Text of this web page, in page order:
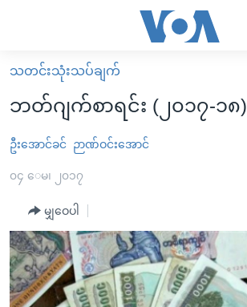
လွယ်ကူ
စေ
Link
များ
အကြောင်းအရာ
သို့
ကျော်
ကြည့်
မူလစာမျက်နှာ
မြန်မာ
ကမ္ဘာ့သတင်းများ
နိုင်ငံတကာ
တရုတ်
အစ္စရေး-ပါလက်စတိုင်း
ဗွီဒီယို
ရပ်ဝန်းတခု လမ်းတခု အလွန်
အင်္ဂလိပ်စာလေ့လာမယ်
အမေရိကန်သုံးအီဒီယံ
အပတ်စဉ်ကဏ္ဍများ
သတင်းသုံးသပ်ချက်
ဘတ်ဂျက်စာရင်း (၂၀၁၇-၁၈)
ဦးအောင်ခင် ဉာဏ်ဝင်းအောင်
၀၄ ေမ၊ ၂၀၁၇
မျှဝေပါ